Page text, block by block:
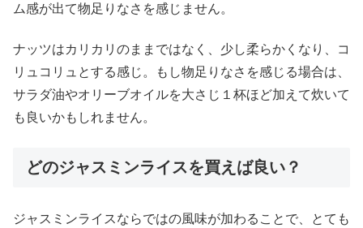
ム感が出て物足りなさを感じません。
ナッツはカリカリのままではなく、少し柔らかくなり、コ
リュコリュとする感じ。もし物足りなさを感じる場合は、
サラダ油やオリーブオイルを大さじ１杯ほど加えて炊いて
も良いかもしれません。
どのジャスミンライスを買えば良い？
ジャスミンライスならではの風味が加わることで、とても